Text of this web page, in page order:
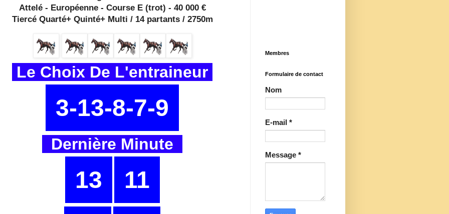
Attelé - Européenne - Course E (trot) - 40 000 €
Tiercé Quarté+ Quinté+ Multi / 14 partants / 2750m
Le Choix De L'entraineur
3-13-8-7-9
Dernière Minute
13
11
Membres
Formulaire de contact
Nom
E-mail *
Message *